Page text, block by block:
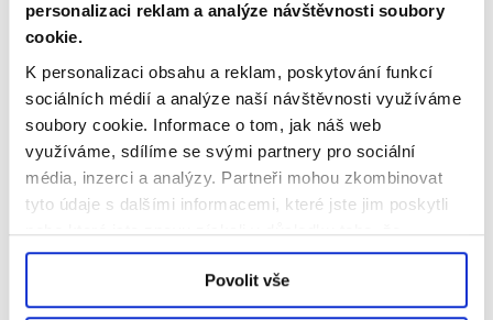
personalizaci reklam a analýze návštěvnosti soubory
cookie.
K personalizaci obsahu a reklam, poskytování funkcí
sociálních médií a analýze naší návštěvnosti využíváme
soubory cookie. Informace o tom, jak náš web
využíváme, sdílíme se svými partnery pro sociální
média, inzerci a analýzy. Partneři mohou zkombinovat
tyto údaje s dalšími informacemi, které jste jim poskytli
nebo které jste znovu získali v důsledku toho, že
využíváte jejich služby.
Povolit vše
info@dpo.cz
facebook twitter
instagram
youtube
Přihlášení